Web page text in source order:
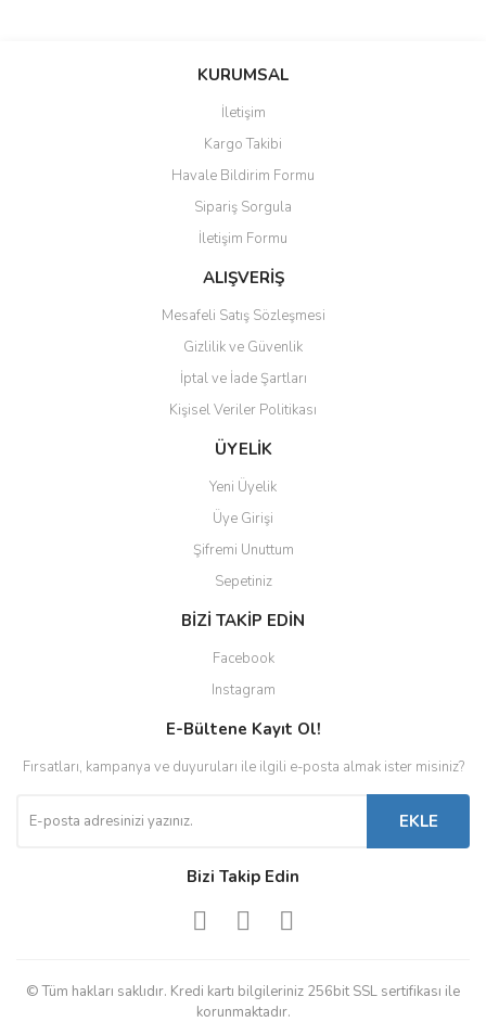
KURUMSAL
İletişim
Kargo Takibi
Havale Bildirim Formu
Sipariş Sorgula
İletişim Formu
ALIŞVERİŞ
Mesafeli Satış Sözleşmesi
Gizlilik ve Güvenlik
İptal ve İade Şartları
Kişisel Veriler Politikası
ÜYELİK
Yeni Üyelik
Üye Girişi
Şifremi Unuttum
Sepetiniz
BİZİ TAKİP EDİN
Facebook
Instagram
E-Bültene Kayıt Ol!
Fırsatları, kampanya ve duyuruları ile ilgili e-posta almak ister misiniz?
EKLE
Bizi Takip Edin
© Tüm hakları saklıdır. Kredi kartı bilgileriniz 256bit SSL sertifikası ile
korunmaktadır.